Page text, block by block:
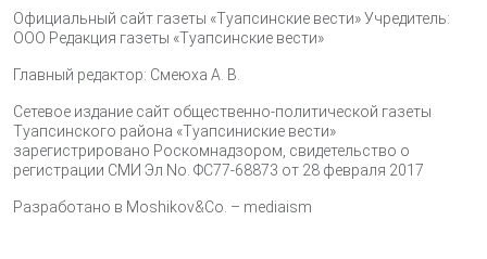
Официальный сайт газеты «Туапсинские вести» Учредитель:
ООО Редакция газеты «Туапсинские вести»
Главный редактор: Смеюха А. В.
Сетевое издание сайт общественно-политической газеты
Туапсинского района «Туапсиниские вести»
зарегистрировано Роскомнадзором, свидетельство о
регистрации СМИ Эл No. ФС77-68873 от 28 февраля 2017
Разработано в Moshikov&Co. – mediaism